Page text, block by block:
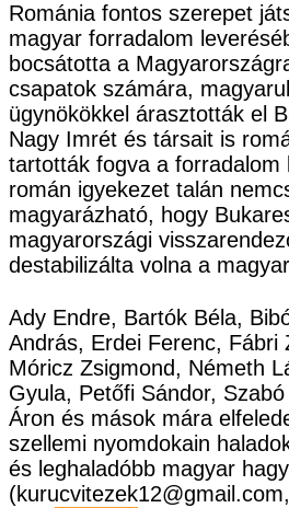
Románia fontos szerepet
magyar forradalom
bocsátotta a
csapatok számára,
ügynökökkel árasztották el
Nagy Imrét és társait is
tartották fogva a forradalom
román igyekezet talán
magyarázható, hogy
magyarországi
destabilizálta volna a
Ady Endre, Bartók Béla,
András, Erdei Ferenc, Fábri
Móricz Zsigmond, Németh
Gyula, Petőfi Sándor,
Áron és mások mára
szellemi nyomdokain
és leghaladóbb magyar